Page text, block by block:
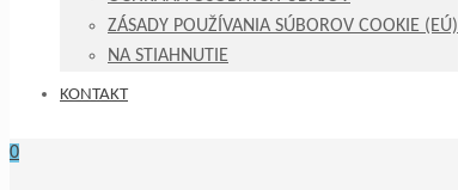
ZÁSADY POUŽÍVANIA SÚBOROV COOKIE (EÚ)
NA STIAHNUTIE
KONTAKT
0